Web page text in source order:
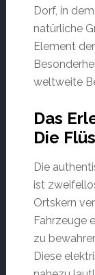
Dorf, in
natürliche
Element
weltweite
Das
Die
Die
ist
Ortskern
Fahrzeuge
zu
Diese